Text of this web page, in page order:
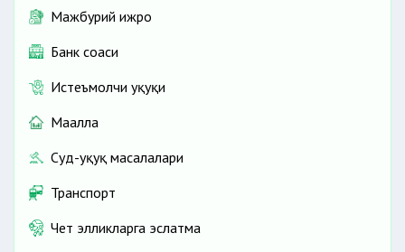
Мажбурий ижро
Банк соҳаси
Истеъмолчи ҳуқуқи
Маҳалла
Суд-ҳуқуқ масалалари
Транспорт
Чет элликларга эслатма